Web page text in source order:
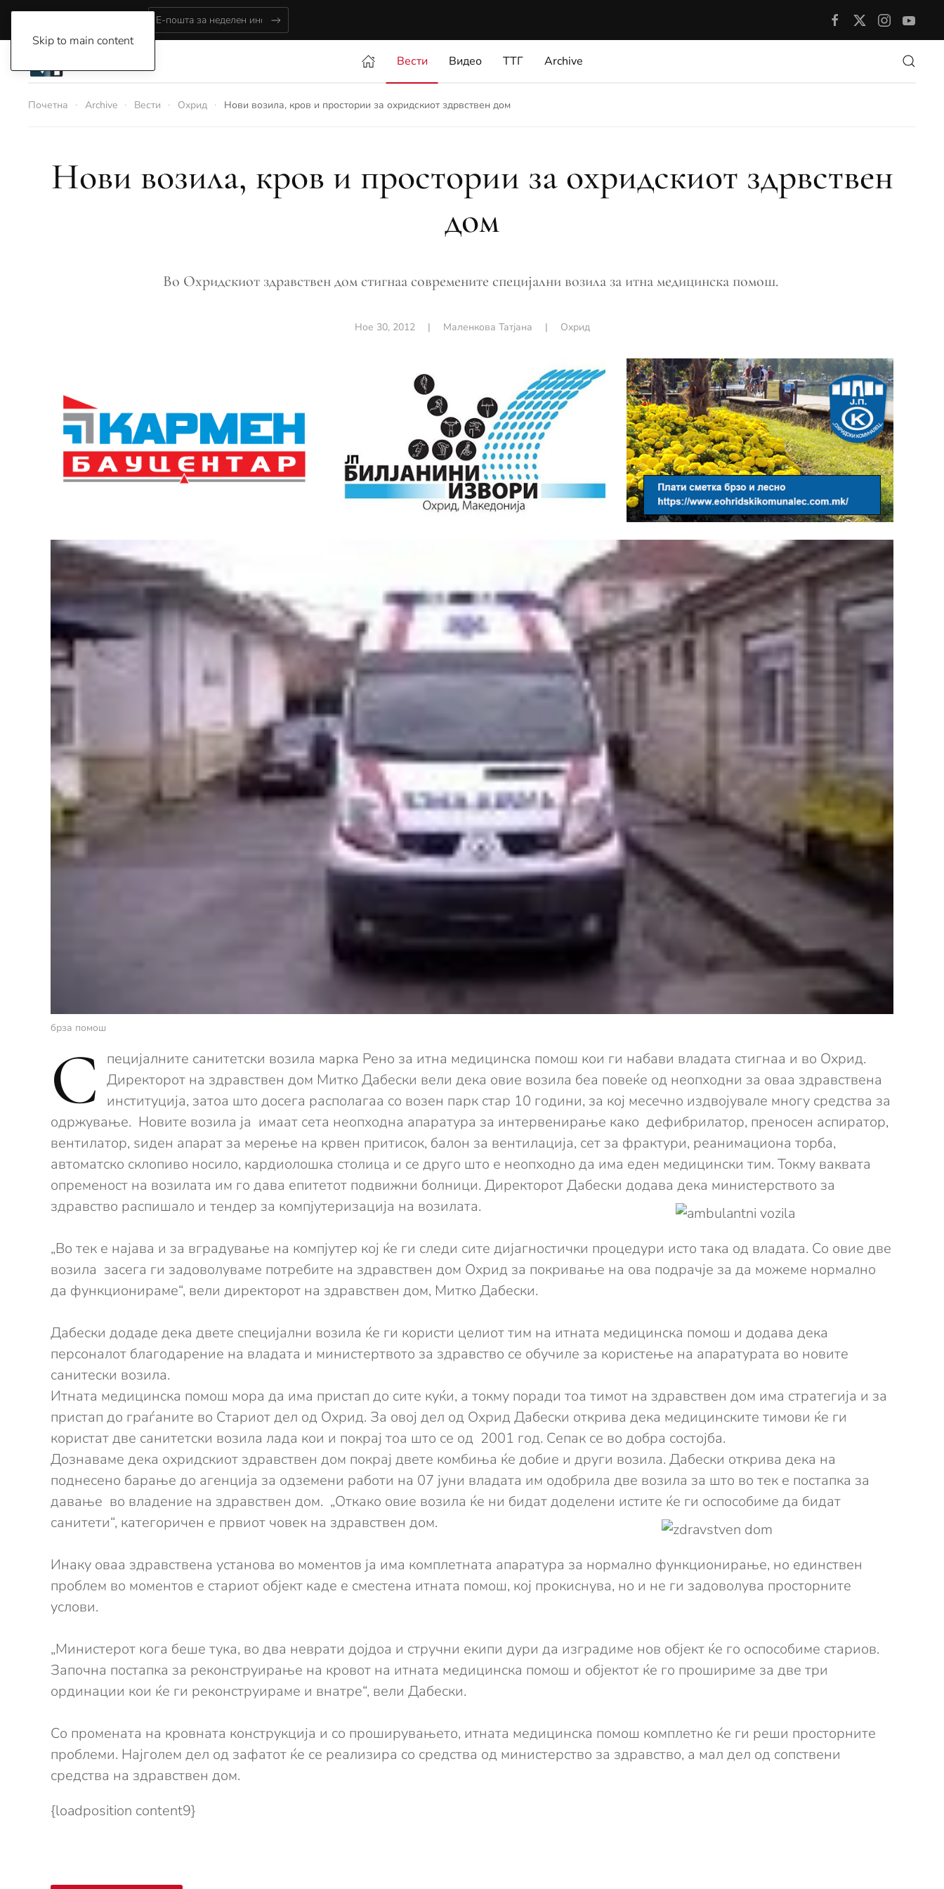
Skip to main content
Вести Видео ТТГ Archive
Почетна Archive Вести Охрид Нови возила, кров и простории за охридскиот здрвствен дом
Нови возила, кров и простории за охридскиот здрвствен
дом
Во Охридскиот здравствен дом стигнаа современите специјални возила за итна медицинска помош.
Ное 30, 2012| Маленкова Татјана | Охрид
брза помош
С
пецијалните санитетски возила марка Рено за итна медицинска помош кои ги набави владата стигнаа и во Охрид.
Директорот на здравствен дом Митко Дабески вели дека овие возила беа повеќе од неопходни за оваа здравствена
институција, затоа што досега располагаа со возен парк стар 10 години, за кој месечно издвојувале многу средства за
одржување. Новите возила ја имаат сета неопходна апаратура за интервенирање како дефибрилатор, преносен аспиратор,
вентилатор, ѕиден апарат за мерење на крвен притисок, балон за вентилација, сет за фрактури, реанимациона торба,
автоматско склопиво носило, кардиолошка столица и се друго што е неопходно да има еден медицински тим. Токму ваквата
опременост на возилата им го дава епитетот подвижни болници. Директорот Дабески додава дека министерството за
здравство распишало и тендер за компјутеризација на возилата.
„Во тек е најава и за вградување на компјутер кој ќе ги следи сите дијагностички процедури исто така од владата. Со овие две
возила засега ги задоволуваме потребите на здравствен дом Охрид за покривање на ова подрачје за да можеме нормално
да функционираме“, вели директорот на здравствен дом, Митко Дабески.
Дабески додаде дека двете специјални возила ќе ги користи целиот тим на итната медицинска помош и додава дека
персоналот благодарение на владата и министертвото за здравство се обучиле за користење на апаратурата во новите
санитески возила.
Итната медицинска помош мора да има пристап до сите куќи, а токму поради тоа тимот на здравствен дом има стратегија и за
пристап до граѓаните во Стариот дел од Охрид. За овој дел од Охрид Дабески открива дека медицинските тимови ќе ги
користат две санитетски возила лада кои и покрај тоа што се од 2001 год. Сепак се во добра состојба.
Дознаваме дека охридскиот здравствен дом покрај двете комбиња ќе добие и други возила. Дабески открива дека на
поднесено барање до агенција за одземени работи на 07 јуни владата им одобрила две возила за што во тек е постапка за
давање во владение на здравствен дом. „Откако овие возила ќе ни бидат доделени истите ќе ги оспособиме да бидат
санитети“, категоричен е првиот човек на здравствен дом.
Инаку оваа здравствена установа во моментов ја има комплетната апаратура за нормално функционирање, но единствен
проблем во моментов е стариот објект каде е сместена итната помош, кој прокиснува, но и не ги задоволува просторните
услови.
„Министерот кога беше тука, во два неврати дојдоа и стручни екипи дури да изградиме нов објект ќе го оспособиме стариов.
Започна постапка за реконструирање на кровот на итната медицинска помош и објектот ќе го прошириме за две три
ординации кои ќе ги реконструираме и внатре“, вели Дабески.
Со промената на кровната конструкција и со проширувањето, итната медицинска помош комплетно ќе ги реши просторните
проблеми. Најголем дел од зафатот ќе се реализира со средства од министерство за здравство, а мал дел од сопствени
средства на здравствен дом.
{loadposition content9}